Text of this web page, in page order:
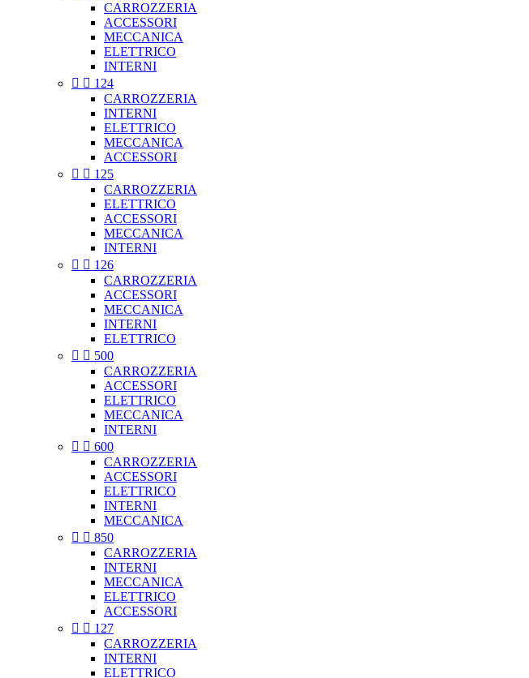
CARROZZERIA
ACCESSORI
MECCANICA
ELETTRICO
INTERNI
  124
CARROZZERIA
INTERNI
ELETTRICO
MECCANICA
ACCESSORI
  125
CARROZZERIA
ELETTRICO
ACCESSORI
MECCANICA
INTERNI
  126
CARROZZERIA
ACCESSORI
MECCANICA
INTERNI
ELETTRICO
  500
CARROZZERIA
ACCESSORI
ELETTRICO
MECCANICA
INTERNI
  600
CARROZZERIA
ACCESSORI
ELETTRICO
INTERNI
MECCANICA
  850
CARROZZERIA
INTERNI
MECCANICA
ELETTRICO
ACCESSORI
  127
CARROZZERIA
INTERNI
ELETTRICO